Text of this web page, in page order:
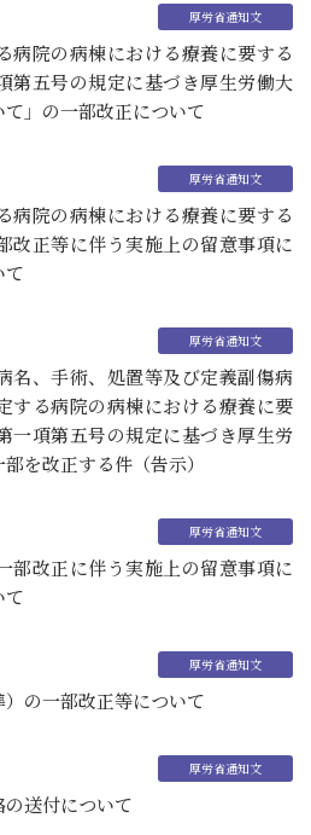
病院の病棟における療養に要する
第五号の規定に基づき厚生労働大
」の一部改正について
病院の病棟における療養に要する
改正等に伴う実施上の留意事項に
て
名、手術、処置等及び定義副傷病
する病院の病棟における療養に要
一項第五号の規定に基づき厚生労
を改正する件（告示）
部改正に伴う実施上の留意事項に
て
の一部改正等について
送付について